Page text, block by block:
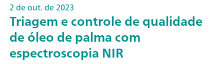
2 de out. de 2023
Triagem e controle de qualidade
de óleo de palma com
espectroscopia NIR